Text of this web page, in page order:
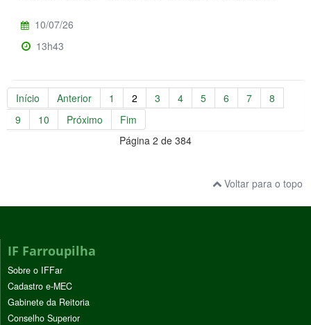
10/07/26
13h43
Início Anterior 1 2 3 4 5 6 7
8
9
10 Próximo
Fim
Página 2 de 384
Voltar para o topo
IF Farroupilha
Sobre o IFFar
Cadastro e-MEC
Gabinete da Reitoria
Conselho Superior